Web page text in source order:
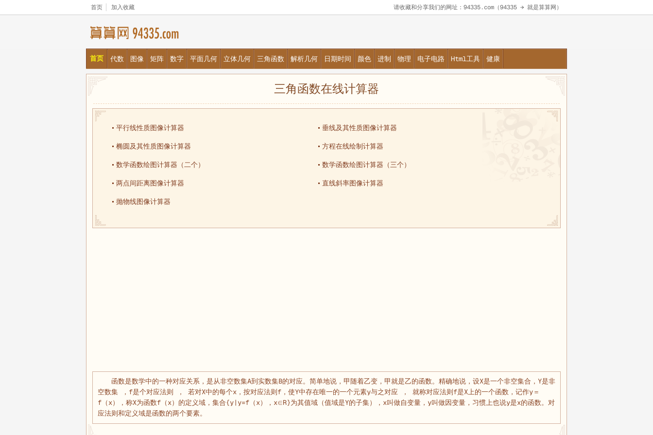
首页 加入收藏 请收藏和分享我们的网址：94335.com（94335 → 就是算算网）
首页 代数 图像 矩阵 数字 平面几何 立体几何 三角函数 解析几何 日期时间 颜色 进制 物理 电子电路 Html工具 健康
三角函数在线计算器
平行线性质图像计算器 垂线及其性质图像计算器
椭圆及其性质图像计算器 方程在线绘制计算器
数学函数绘图计算器（二个） 数学函数绘图计算器（三个）
两点间距离图像计算器 直线斜率图像计算器
抛物线图像计算器
函数是数学中的一种对应关系，是从非空数集A到实数集B的对应。简单地说，甲随着乙变，甲就是乙的函数。精确地说，设X是一个非空集合，Y是非
空数集 ，f是个对应法则 ， 若对X中的每个x，按对应法则f，使Y中存在唯一的一个元素y与之对应 ， 就称对应法则f是X上的一个函数，记作y＝
f（x），称X为函数f（x）的定义域，集合{y|y=f（x），x∈R}为其值域（值域是Y的子集），x叫做自变量，y叫做因变量，习惯上也说y是x的函数。对
应法则和定义域是函数的两个要素。